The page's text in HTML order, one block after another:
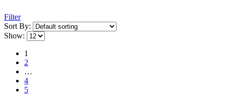
Filter
Sort By:
Show:
1
2
…
4
5